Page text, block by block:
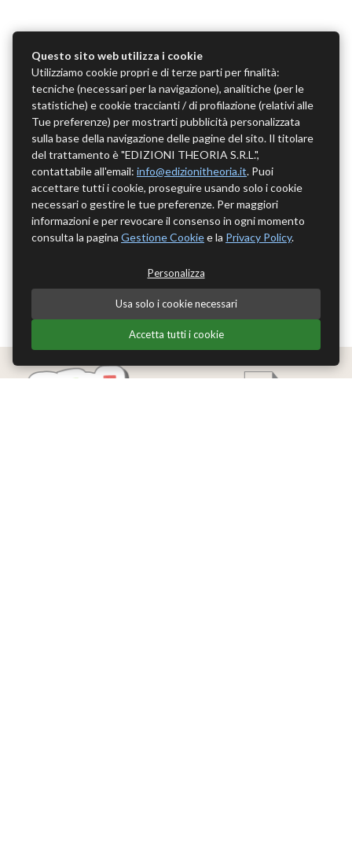
Questo sito web utilizza i cookie
Utilizziamo cookie propri e di terze parti per finalità:
tecniche (necessari per la navigazione), analitiche (per le
statistiche) e cookie traccianti / di profilazione (relativi alle
Tue preferenze) per mostrarti pubblicità personalizzata
sulla base della navigazione delle pagine del sito. Il titolare
del trattamento è "EDIZIONI THEORIA S.R.L.",
contattabile all'email: info@edizionitheoria.it. Puoi
accettare tutti i cookie, proseguire usando solo i cookie
necessari o gestire le tue preferenze. Per maggiori
informazioni e per revocare il consenso in ogni momento
consulta la pagina Gestione Cookiee la Privacy Policy.
Personalizza
Usa solo i cookie necessari
Accetta tutti i cookie